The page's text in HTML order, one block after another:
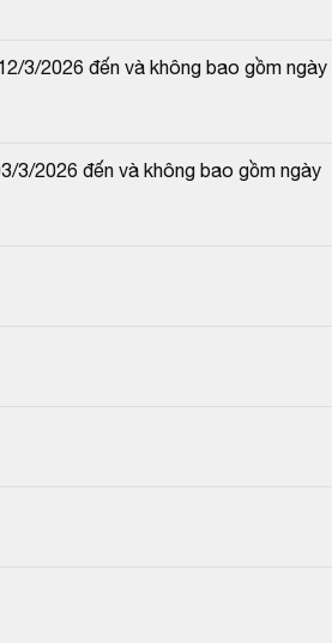
3/2026 đến và không bao gồm ngày
3/2026 đến và không bao gồm ngày